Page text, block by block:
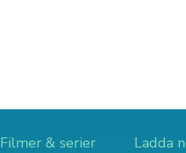
Filmer & serier Ladda